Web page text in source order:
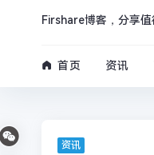
Firshare博客，分享值
首页 资讯
资讯